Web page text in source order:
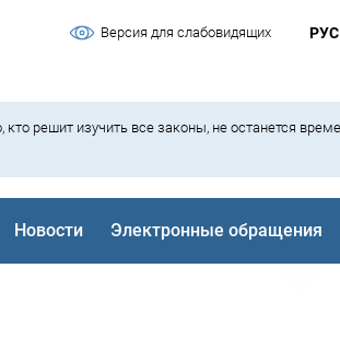
Версия для слабовидящих РУС
кто решит изучить все законы, не останется
Новости Электронные обращения